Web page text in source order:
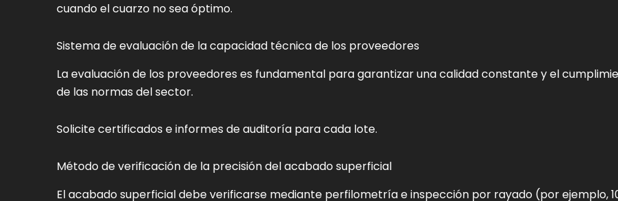
cuando el cuarzo no sea óptimo.
Sistema de evaluación de la capacidad técnica de los proveedores
La evaluación de los proveedores es fundamental para garantizar una calidad constante y el
de las normas del sector.
Solicite certificados e informes de auditoría para cada lote.
Método de verificación de la precisión del acabado superficial
El acabado superficial debe verificarse mediante perfilometría e inspección por rayado (por ejemplo,